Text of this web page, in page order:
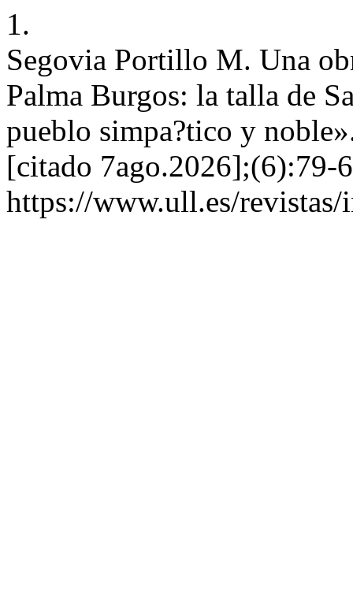
1.
Segovia Portillo M. Una
Palma Burgos: la talla de
pueblo simpa?tico y
[citado 7ago.2026];(6):79-
https://www.ull.es/